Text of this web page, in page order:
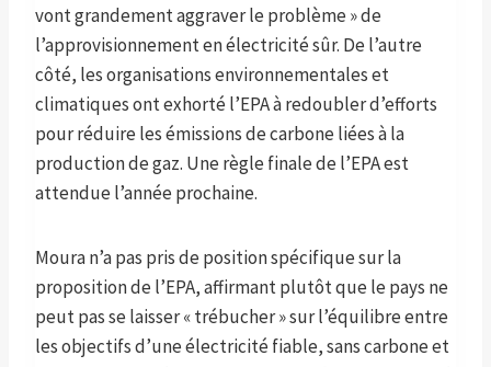
vont grandement aggraver le problème » de
l’approvisionnement en électricité sûr. De l’autre
côté, les organisations environnementales et
climatiques ont exhorté l’EPA à redoubler d’efforts
pour réduire les émissions de carbone liées à la
production de gaz. Une règle finale de l’EPA est
attendue l’année prochaine.
Moura n’a pas pris de position spécifique sur la
proposition de l’EPA, affirmant plutôt que le pays ne
peut pas se laisser « trébucher » sur l’équilibre entre
les objectifs d’une électricité fiable, sans carbone et